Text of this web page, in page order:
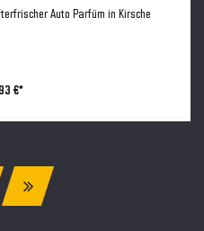
Auto Parfüm in Kirsche
€*